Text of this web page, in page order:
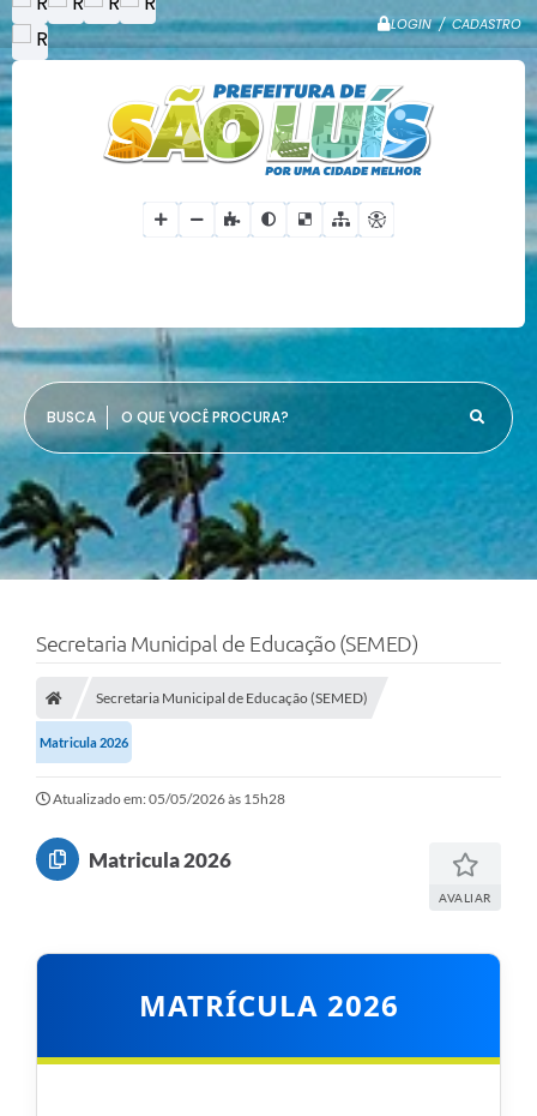
LOGIN / CADASTRO
O QUE VOCÊ PROCURA?
Secretaria Municipal de Educação (SEMED)
Secretaria Municipal de Educação (SEMED)
Matricula 2026
Atualizado em: 05/05/2026 às 15h28
Matricula 2026
AVALIAR
MATRÍCULA 2026